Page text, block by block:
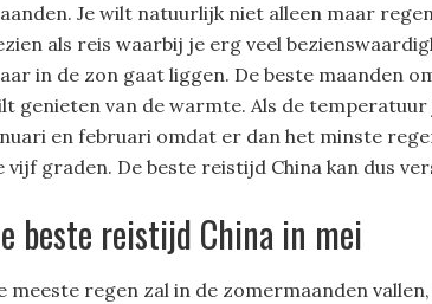
Je wilt natuurlijk niet alleen maar
als reis waarbij je erg veel
in de zon gaat liggen. De beste maanden
genieten van de warmte. Als de
en februari omdat er dan het minste
vijf graden. De beste reistijd China kan dus
beste reistijd China in mei
meeste regen zal in de zomermaanden